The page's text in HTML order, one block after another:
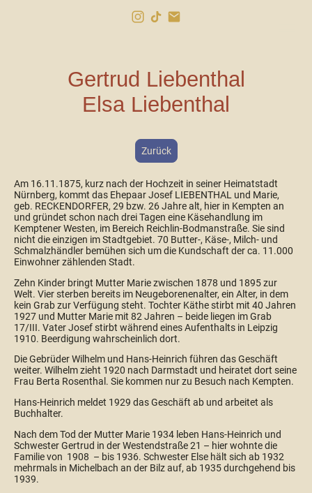
Gertrud Liebenthal
Elsa Liebenthal
Zurück
Am 16.11.1875, kurz nach der Hochzeit in seiner Heimatstadt
Nürnberg, kommt das Ehepaar Josef LIEBENTHAL und Marie,
geb. RECKENDORFER, 29 bzw. 26 Jahre alt, hier in Kempten an
und gründet schon nach drei Tagen eine Käsehandlung im
Kemptener Westen, im Bereich Reichlin-Bodmanstraße. Sie sind
nicht die einzigen im Stadtgebiet. 70 Butter-, Käse-, Milch- und
Schmalzhändler bemühen sich um die Kundschaft der ca. 11.000
Einwohner zählenden Stadt.
Zehn Kinder bringt Mutter Marie zwischen 1878 und 1895 zur
Welt. Vier sterben bereits im Neugeborenenalter, ein Alter, in dem
kein Grab zur Verfügung steht. Tochter Käthe stirbt mit 40 Jahren
1927 und Mutter Marie mit 82 Jahren – beide liegen im Grab
17/III. Vater Josef stirbt während eines Aufenthalts in Leipzig
1910. Beerdigung wahrscheinlich dort.
Die Gebrüder Wilhelm und Hans-Heinrich führen das Geschäft
weiter. Wilhelm zieht 1920 nach Darmstadt und heiratet dort seine
Frau Berta Rosenthal. Sie kommen nur zu Besuch nach Kempten.
Hans-Heinrich meldet 1929 das Geschäft ab und arbeitet als
Buchhalter.
Nach dem Tod der Mutter Marie 1934 leben Hans-Heinrich und
Schwester Gertrud in der Westendstraße 21 – hier wohnte die
Familie von 1908 – bis 1936. Schwester Else hält sich ab 1932
mehrmals in Michelbach an der Bilz auf, ab 1935 durchgehend bis
1939.